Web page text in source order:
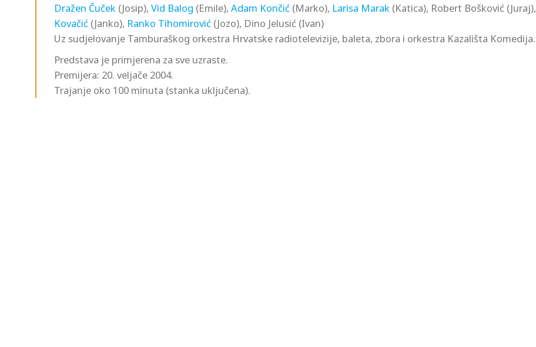
Dražen Čuček (Josip), Vid Balog (Emile), Adam Končić (Marko), Larisa Marak (Katica), Robert Bošković (Juraj),
Kovačić (Janko), Ranko Tihomirović (Jozo), Dino Jelusić (Ivan)
Uz sudjelovanje Tamburaškog orkestra Hrvatske radiotelevizije, baleta, zbora i orkestra Kazališta Komedija.
Predstava je primjerena za sve uzraste.
Premijera: 20. veljače 2004.
Trajanje oko 100 minuta (stanka uključena).